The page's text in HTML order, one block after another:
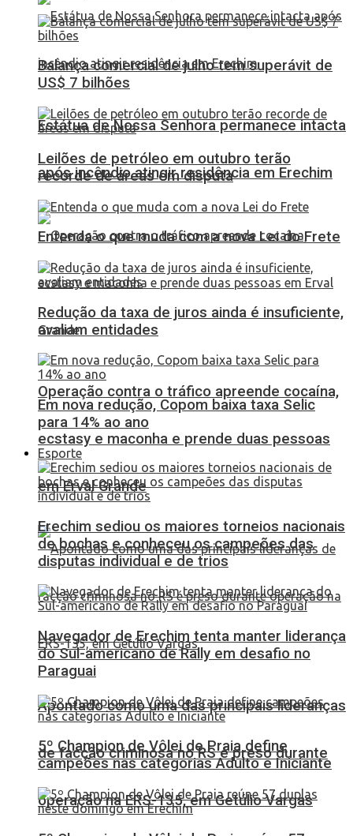
Estátua de Nossa Senhora permanece intacta
após incêndio atingir residência em Erechim
Operação contra o tráfico apreende cocaína,
ecstasy e maconha e prende duas pessoas
em Erval Grande
Apontado como uma das principais lideranças
de facção criminosa no RS é preso durante
operação na ERS-135, em Getúlio Vargas
Balança comercial de julho tem superávit de
US$ 7 bilhões
Leilões de petróleo em outubro terão
recorde de áreas em disputa
Entenda o que muda com a nova Lei do Frete
Redução da taxa de juros ainda é insuficiente,
avaliam entidades
Em nova redução, Copom baixa taxa Selic
para 14% ao ano
Esporte
Erechim sediou os maiores torneios nacionais
de bochas e conheceu os campeões das
disputas individual e de trios
Navegador de Erechim tenta manter liderança
do Sul-americano de Rally em desafio no
Paraguai
5º Champion de Vôlei de Praia define
campeões nas categorias Adulto e Iniciante